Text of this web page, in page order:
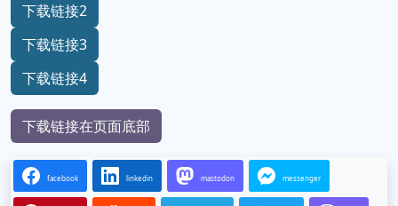
下载链接2
下载链接3
下载链接4
下载链接在页面底部
facebook linkedin mastodon messenger